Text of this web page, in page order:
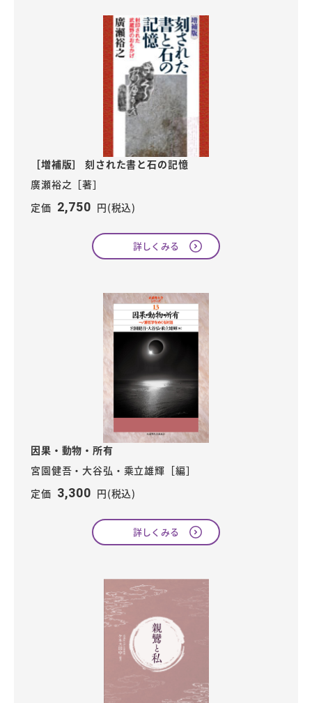
［増補版］ 刻された書と石の記憶
廣瀬裕之［著］
定価 2,750 円(税込)
詳しくみる
因果・動物・所有
宮園健吾・大谷弘・乘立雄輝［編］
定価 3,300 円(税込)
詳しくみる